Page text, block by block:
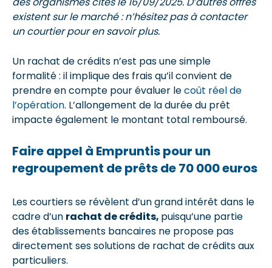
existent sur le marché : n’hésitez pas à contacter
un courtier pour en savoir plus.
Un rachat de crédits n’est pas une simple
formalité : il implique des frais qu’il convient de
prendre en compte pour évaluer lecoût réel de
l’opération. L’allongement de la durée du prêt
impacte également le montant total remboursé.
Faire appel à Empruntis pour un
regroupement de prêts de 70 000 euros
Les courtiers se révèlent d’un grand intérêt dans le
cadre d’un rachat de crédits, puisqu’une partie
des établissements bancaires ne propose pas
directement ses solutions de rachat de crédits aux
particuliers.